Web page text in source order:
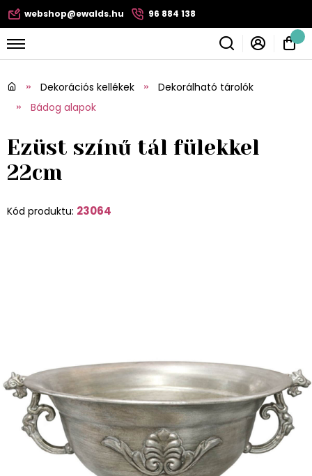
webshop@ewalds.hu 96 884 138
Dekorációs kellékek
Dekorálható tárolók
Bádog alapok
Ezüst színű tál fülekkel
22cm
Kód produktu: 23064